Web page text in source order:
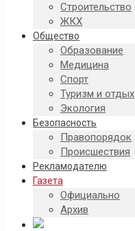
Строительство
ЖКХ
Общество
Образование
Медицина
Спорт
Туризм и отдых
Экология
Безопасность
Правопорядок
Происшествия
Рекламодателю
Газета
Официально
Архив